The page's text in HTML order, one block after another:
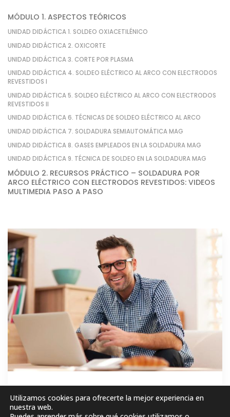
MÓDULO 1. ASPECTOS TEÓRICOS
UNIDAD DIDÁCTICA 1. SOLDEO OXIACETILÉNICO
UNIDAD DIDÁCTICA 2. OXICORTE
UNIDAD DIDÁCTICA 3. CORTE POR PLASMA
UNIDAD DIDÁCTICA 4. SOLDEO ELÉCTRICO AL ARCO CON ELECTRODOS
REVESTIDOS I
UNIDAD DIDÁCTICA 5. SOLDEO ELÉCTRICO AL ARCO CON ELECTRODOS
REVESTIDOS II
UNIDAD DIDÁCTICA 6. TÉCNICAS DE SOLDEO ELÉCTRICO AL ARCO
UNIDAD DIDÁCTICA 7. SOLDADURA SEMIAUTOMÁTICA MAG
UNIDAD DIDÁCTICA 8. GASES EMPLEADOS EN LA SOLDADURA MAG
UNIDAD DIDÁCTICA 9. TÉCNICA DE SOLDEO EN LA SOLDADURA MAG
MÓDULO 2. RECURSOS PRÁCTICO – SOLDADURA POR
ARCO ELÉCTRICO CON ELECTRODOS REVESTIDOS: VIDEOS
MULTIMEDIA PASO A PASO
GRATIS
Utilizamos cookies para ofrecerte la mejor experiencia en
nuestra web.